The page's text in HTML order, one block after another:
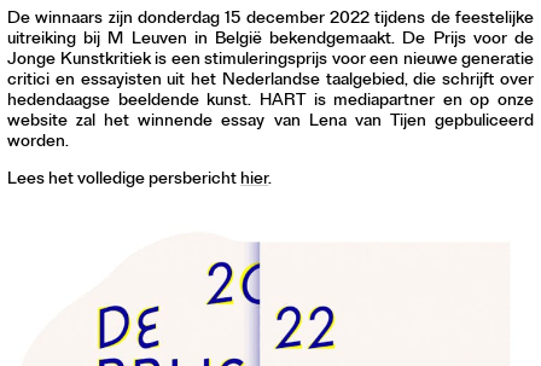
Alle nummers
Aanmelden
Abonneren
Adverteren
Waar is GLEAN te koop
Instagram
De winnaars zijn donderdag 15 december 2022 tijdens de feestelijke
uitreiking bij M Leuven in België bekendgemaakt. De Prijs voor de
Jonge Kunstkritiek is een stimuleringsprijs voor een nieuwe generatie
critici en essayisten uit het Nederlandse taalgebied, die schrijft over
hedendaagse beeldende kunst. HART is mediapartner en op onze
website zal het winnende essay van Lena van Tijen gepbuliceerd
worden.
Lees het volledige persberichthier.